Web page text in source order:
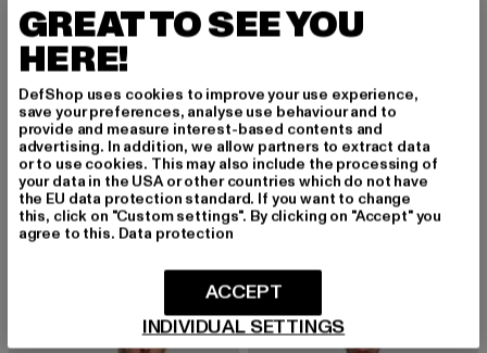
URBAN CLASSICS
Blank
24,00 EUR
Derzeitiger Preis: 24,00 EUR
59,99 EURAktionspreis: 59,99 EUR
BRUNO BANANI
Basic Logo Print Hoodie
23,09 EUR
Derzeitiger Preis: 23,09 EUR
29,99 EURAktionspreis:
-24%
GREAT TO SEE YOU
HERE!
DefShop uses cookies to improve your use experience,
save your preferences, analyse use behaviour and to
provide and measure interest-based contents and
advertising. In addition, we allow partners to extract data
or to use cookies. This may also include the processing of
your data in the USA or other countries which do not have
the EU data protection standard. If you want to change
this, click on "Custom settings". By clicking on "Accept" you
agree to this. Data protection
INDIVIDUAL SETTINGS
ACCEPT